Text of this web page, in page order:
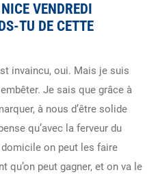
VENDREDI
TU DE CETTE
invaincu, oui. Mais je suis
Je sais que grâce à
à nous d’être solide
qu’avec la ferveur du
domicile on peut les faire
qu’on peut gagner, et on va le